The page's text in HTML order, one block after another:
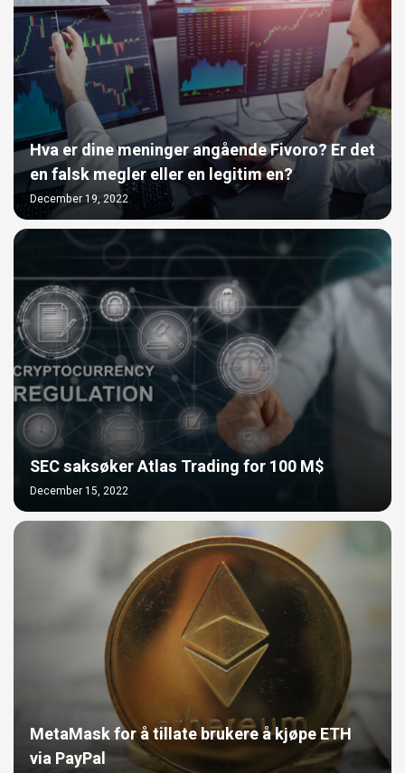
Hva er dine meninger angående Fivoro? Er det
en falsk megler eller en legitim en?
December 19, 2022
SEC saksøker Atlas Trading for 100 M$
December 15, 2022
MetaMask for å tillate brukere å kjøpe ETH
via PayPal